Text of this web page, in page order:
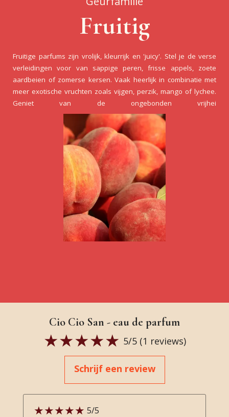
Fruitig
Fruitige parfums zijn vrolijk, kleurrijk en 'juicy'. Stel je de verse
verleidingen voor van sappige peren, frisse appels, zoete
aardbeien of zomerse kersen. Vaak heerlijk in combinatie met
meer exotische vruchten zoals vijgen, perzik, mango of lychee.
Geniet van de ongebonden vrijhei
Cio Cio San - eau de parfum
5/5 (1 reviews)
Schrijf een review
5/5